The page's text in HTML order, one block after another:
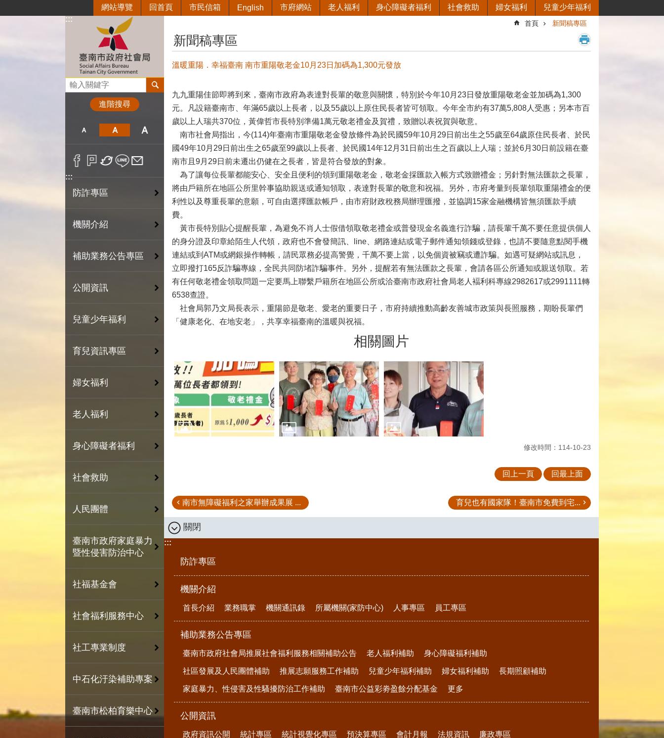
:::
網站導覽 回首頁 市民信箱 English 市府網站 老人福利 身心障礙者福利 社會救助 婦女福利 兒童少年福利
搜尋
進階搜尋
:::
防詐專區
機關介紹
補助業務公告專區
公開資訊
兒童少年福利
育兒資訊專區
婦女福利
老人福利
身心障礙者福利
社會救助
人民團體
臺南市政府家庭暴力
暨性侵害防治中心
社福基金會
社會福利服務中心
社工專業制度
中石化汙染補助專案
臺南市松柏育樂中心
首頁 新聞稿專區
新聞稿專區
溫暖重陽．幸福臺南 南市重陽敬老金10月23日加碼為1,300元發放
九九重陽佳節即將到來，臺南市政府為表達對長輩的敬意與關懷，特別於今年10月23日發放重陽敬老金並加碼為1,300
元。凡設籍臺南市、年滿65歲以上長者，以及55歲以上原住民長者皆可領取。今年全市約有37萬5,808人受惠；另本市百
歲以上人瑞共370位，黃偉哲市長特別準備1萬元敬老禮金及賀禮，致贈以表祝賀與敬意。
南市社會局指出，今(114)年臺南市重陽敬老金發放條件為於民國59年10月29日前出生之55歲至64歲原住民長者、於民
國49年10月29日前出生之65歲至99歲以上長者、於民國14年12月31日前出生之百歲以上人瑞；並於6月30日前設籍在臺
南市且9月29日前未遷出仍健在之長者，皆是符合發放的對象。
為了讓每位長輩都能安心、安全且便利的領到重陽敬老金，敬老金採匯款入帳方式致贈禮金；另針對無法匯款之長輩，
將由戶籍所在地區公所里幹事協助親送或通知領取，表達對長輩的敬意和祝福。另外，市府考量到長輩領取重陽禮金的便
利性以及尊重長輩的意願，可自由選擇匯款帳戶，由市府財政稅務局辦理匯撥，並協調15家金融機構皆無須匯款手續
費。
黃市長特別貼心提醒長輩，為避免不肖人士假借領取敬老禮金或普發現金名義進行詐騙，請長輩千萬不要任意提供個人
的身分證及印章給陌生人代領，政府也不會發簡訊、line、網路連結或電子郵件通知領錢或登錄，也請不要隨意點閱手機
連結或到ATM或網銀操作轉帳，請民眾務必提高警覺，千萬不要上當，以免個資被竊或遭詐騙。如遇可疑網站或訊息，
立即撥打165反詐騙專線，全民共同防堵詐騙事件。另外，提醒若有無法匯款之長輩，會請各區公所通知或親送領取。若
有任何敬老禮金領取問題一定要馬上聯繫戶籍所在地區公所或洽臺南市政府社會局老人褔利科專線2982617或2991111轉
6538查證。
社會局郭乃文局長表示，重陽節是敬老、愛老的重要日子，市府持續推動高齡友善城市政策與長照服務，期盼長輩們
「健康老化、在地安老」，共享幸福臺南的溫暖與祝福。
相關圖片
修改時間：114-10-23
回上一頁 回最上面
南市無障礙福利之家舉辦成果展 ... 育兒也有國家隊！臺南市免費到宅...
關閉
:::
防詐專區
機關介紹
首長介紹 業務職掌 機關通訊錄 所屬機關(家防中心) 人事專區 員工專區
補助業務公告專區
臺南市政府社會局推展社會福利服務相關補助公告 老人福利補助 身心障礙福利補助
社區發展及人民團體補助 推展志願服務工作補助 兒童少年福利補助 婦女福利補助 長期照顧補助
家庭暴力、性侵害及性騷擾防治工作補助 臺南市公益彩劵盈餘分配基金 更多
公開資訊
政府資訊公開 統計專區 統計視覺化專區 預決算專區 會計月報 法規資訊 廉政專區